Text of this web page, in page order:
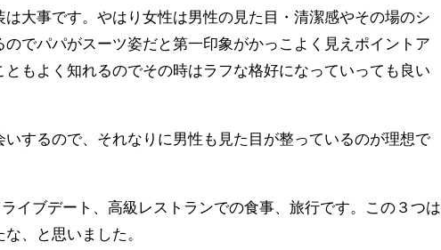
大事です。やはり女性は男性の見た目・清潔感やその場のシ
でパパがスーツ姿だと第一印象がかっこよく見えポイントア
もよく知れるのでその時はラフな格好になっていっても良い
するので、それなりに男性も見た目が整っているのが理想で
イブデート、高級レストランでの食事、旅行です。この３つは
、と思いました。